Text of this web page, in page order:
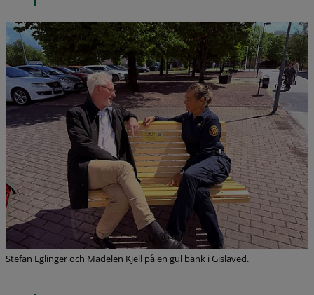
Stefan Eglinger och Madelen Kjell på en gul bänk i Gislaved.